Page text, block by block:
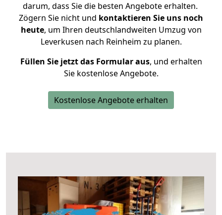
darum, dass Sie die besten Angebote erhalten.
Zögern Sie nicht und kontaktieren Sie uns noch
heute, um Ihren deutschlandweiten Umzug von
Leverkusen nach Reinheim zu planen.
Füllen Sie jetzt das Formular aus, und erhalten
Sie kostenlose Angebote.
Kostenlose Angebote erhalten